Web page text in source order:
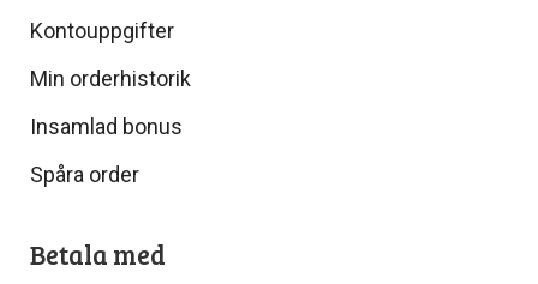
Kontouppgifter
Min orderhistorik
Insamlad bonus
Spåra order
Betala med